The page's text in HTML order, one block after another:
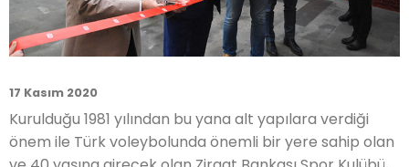
17 Kasım 2020
Kurulduğu 1981 yılından bu yana alt yapılara verdiği
önem ile Türk voleybolunda önemli bir yere sahip olan